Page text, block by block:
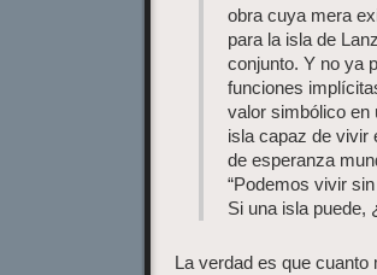
obra cuya mera
para la isla de
conjunto. Y no ya
funciones
valor simbólico en
isla capaz de vivir
de esperanza
“Podemos vivir
Si una isla puede,
La verdad es que